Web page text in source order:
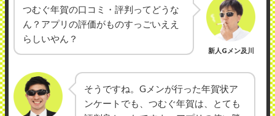
つむぐ年賀の口コミ・評判ってどうな
ん？アプリの評価がものすっごいええ
らしいやん？
新人Gメン及川
そうですね。Gメンが行った年賀状ア
ンケートでも、つむぐ年賀は、とても